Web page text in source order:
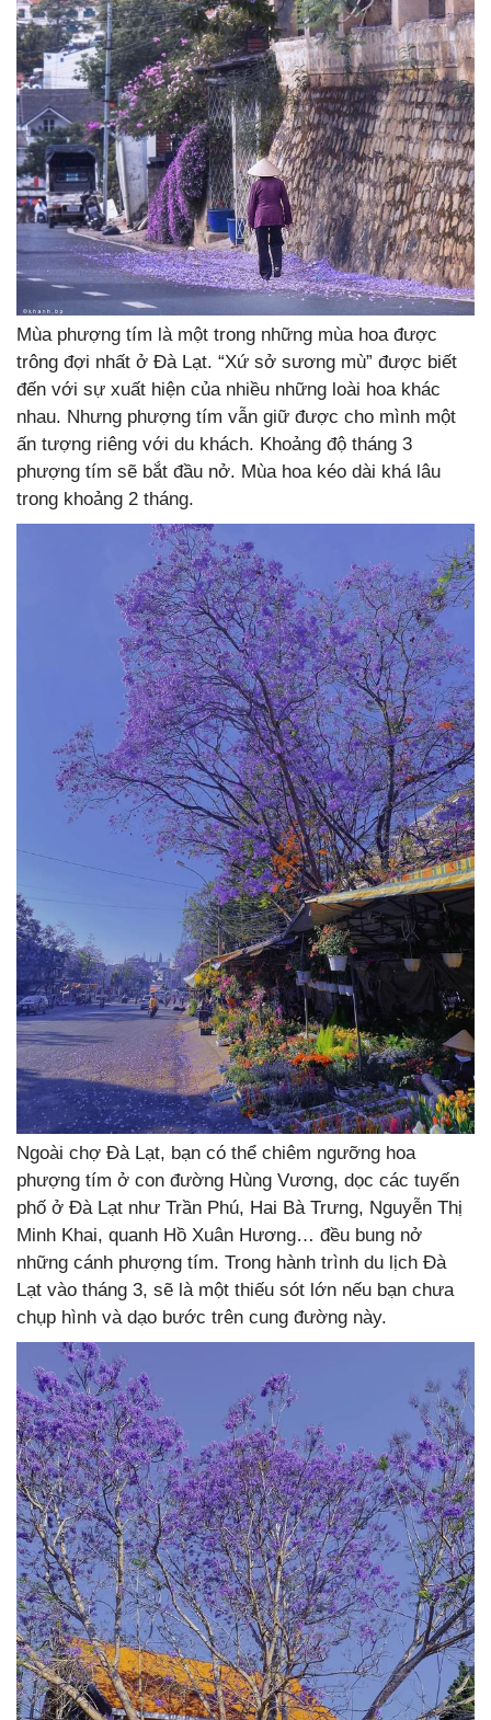
Mùa phượng tím là một trong những mùa hoa được
trông đợi nhất ở Đà Lạt. “Xứ sở sương mù” được biết
đến với sự xuất hiện của nhiều những loài hoa khác
nhau. Nhưng phượng tím vẫn giữ được cho mình một
ấn tượng riêng với du khách. Khoảng độ tháng 3
phượng tím sẽ bắt đầu nở. Mùa hoa kéo dài khá lâu
trong khoảng 2 tháng.
Ngoài chợ Đà Lạt, bạn có thể chiêm ngưỡng hoa
phượng tím ở con đường Hùng Vương, dọc các tuyến
phố ở Đà Lạt như Trần Phú, Hai Bà Trưng, Nguyễn Thị
Minh Khai, quanh Hồ Xuân Hương… đều bung nở
những cánh phượng tím. Trong hành trình du lịch Đà
Lạt vào tháng 3, sẽ là một thiếu sót lớn nếu bạn chưa
chụp hình và dạo bước trên cung đường này.